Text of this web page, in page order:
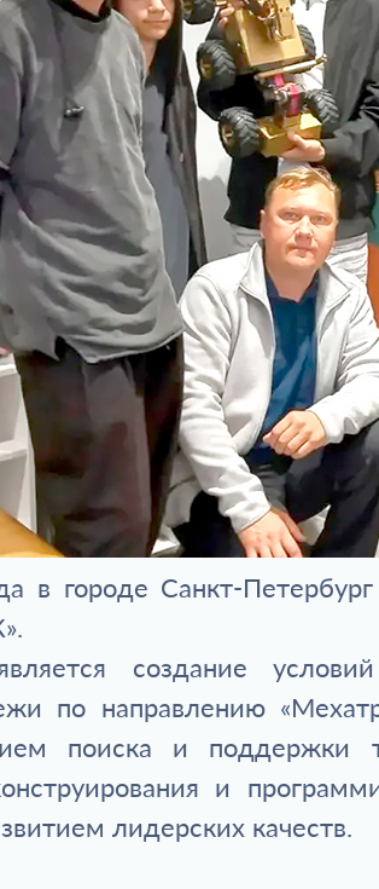
городе Санкт-
создание
по направлению
поиска и поддержки
и
лидерских качеств.